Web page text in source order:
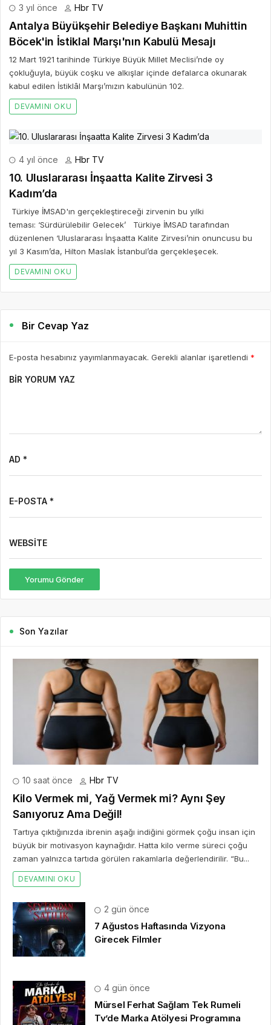
3 yıl önce Hbr TV
Antalya Büyükşehir Belediye Başkanı Muhittin
Böcek'in İstiklal Marşı'nın Kabulü Mesajı
12 Mart 1921 tarihinde Türkiye Büyük Millet Meclisi’nde oy
çokluğuyla, büyük coşku ve alkışlar içinde defalarca okunarak
kabul edilen İstiklâl Marşı’mızın kabulünün 102.
DEVAMINI OKU
4 yıl önce Hbr TV
10. Uluslararası İnşaatta Kalite Zirvesi 3
Kadım’da
Türkiye İMSAD'ın gerçekleştireceği zirvenin bu yılki
teması: ‘Sürdürülebilir Gelecek’ Türkiye İMSAD tarafından
düzenlenen ‘Uluslararası İnşaatta Kalite Zirvesi’nin onuncusu bu
yıl 3 Kasım’da, Hilton Maslak İstanbul’da gerçekleşecek.
DEVAMINI OKU
Bir Cevap Yaz
E-posta hesabınız yayımlanmayacak. Gerekli alanlar işaretlendi *
BIR YORUM YAZ
AD *
E-POSTA *
WEBSITE
Yorumu Gönder
Son Yazılar
10 saat önce Hbr TV
Kilo Vermek mi, Yağ Vermek mi? Aynı Şey
Sanıyoruz Ama Değil!
Tartıya çıktığınızda ibrenin aşağı indiğini görmek çoğu insan için
büyük bir motivasyon kaynağıdır. Hatta kilo verme süreci çoğu
zaman yalnızca tartıda görülen rakamlarla değerlendirilir. “Bu...
DEVAMINI OKU
2 gün önce
7 Ağustos Haftasında Vizyona
Girecek Filmler
4 gün önce
Mürsel Ferhat Sağlam Tek Rumeli
Tv’de Marka Atölyesi Programına